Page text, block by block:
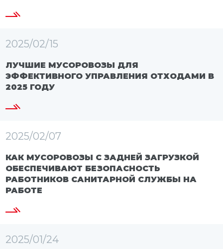
2025/02/15
ЛУЧШИЕ МУСОРОВОЗЫ ДЛЯ
ЭФФЕКТИВНОГО УПРАВЛЕНИЯ ОТХОДАМИ В
2025 ГОДУ
2025/02/07
КАК МУСОРОВОЗЫ С ЗАДНЕЙ ЗАГРУЗКОЙ
ОБЕСПЕЧИВАЮТ БЕЗОПАСНОСТЬ
РАБОТНИКОВ САНИТАРНОЙ СЛУЖБЫ НА
РАБОТЕ
2025/01/24